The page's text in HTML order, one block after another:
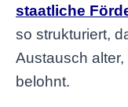
staatliche
so strukturiert,
Austausch
belohnt.